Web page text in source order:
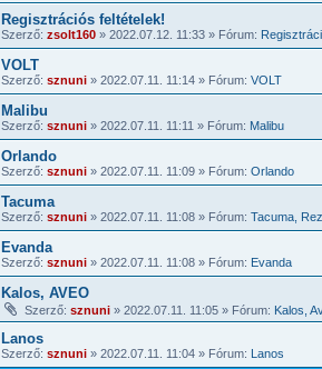
Regisztrációs feltételek!
Szerző: zsolt160 » 2022.07.12. 11:33 » Fórum:
VOLT
Szerző: sznuni » 2022.07.11. 11:14 » Fórum: VOLT
Malibu
Szerző: sznuni » 2022.07.11. 11:11 » Fórum: Malibu
Orlando
Szerző: sznuni » 2022.07.11. 11:09 » Fórum: Orlando
Tacuma
Szerző: sznuni » 2022.07.11. 11:08 » Fórum: Tacuma,
Evanda
Szerző: sznuni » 2022.07.11. 11:08 » Fórum: Evanda
Kalos, AVEO
Szerző: sznuni » 2022.07.11. 11:05 » Fórum: Kalos,
Lanos
Szerző: sznuni » 2022.07.11. 11:04 » Fórum: Lanos